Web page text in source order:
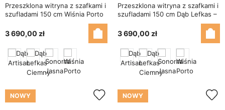
Przeszklona witryna z szafkami i
szufladami 150 cm Wiśnia Porto
3 690,00 zł
Przeszklona witryna z szafkami i
szufladami 150 cm Dąb Lefkas –
3 690,00 zł
NOWY NOWY